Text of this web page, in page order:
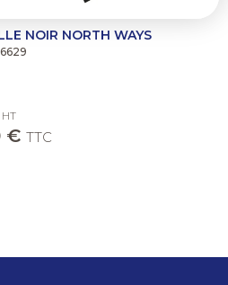
NOIR NORTH WAYS
HT
€ TTC